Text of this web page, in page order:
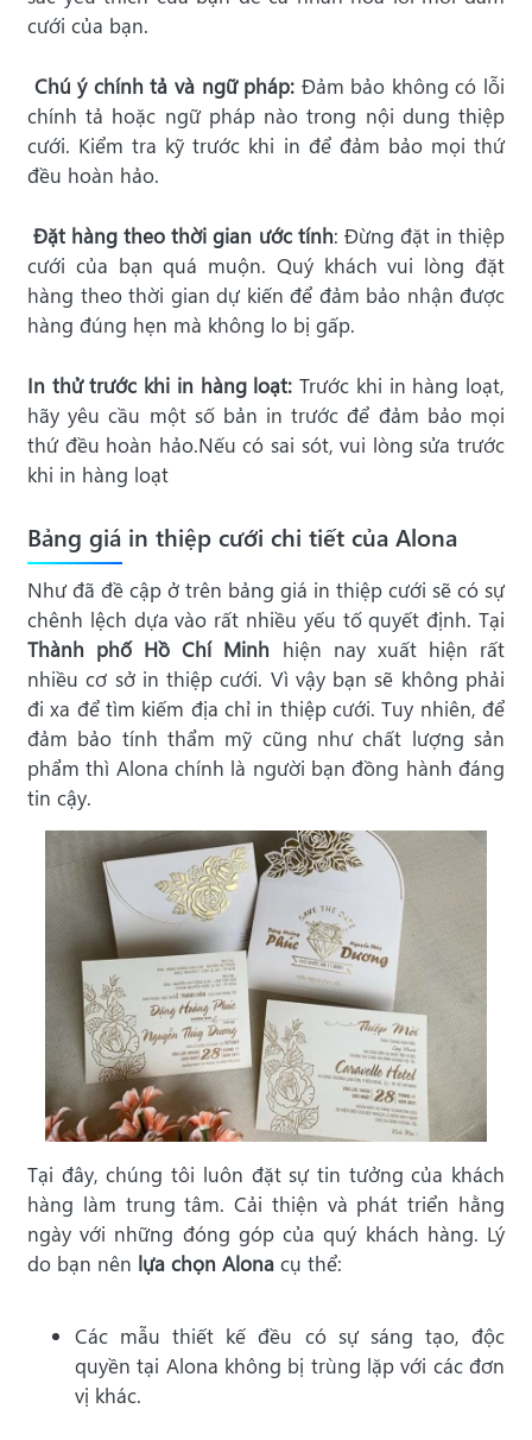
cưới của bạn.
Chú ý chính tả và ngữ pháp: Đảm bảo không có lỗi
chính tả hoặc ngữ pháp nào trong nội dung thiệp
cưới. Kiểm tra kỹ trước khi in để đảm bảo mọi thứ
đều hoàn hảo.
Đặt hàng theo thời gian ước tính: Đừng đặt in thiệp
cưới của bạn quá muộn. Quý khách vui lòng đặt
hàng theo thời gian dự kiến ​​để đảm bảo nhận được
hàng đúng hẹn mà không lo bị gấp.
In thử trước khi in hàng loạt: Trước khi in hàng loạt,
hãy yêu cầu một số bản in trước để đảm bảo mọi
thứ đều hoàn hảo.Nếu có sai sót, vui lòng sửa trước
khi in hàng loạt
Bảng giá in thiệp cưới chi tiết của Alona
Như đã đề cập ở trên bảng giá in thiệp cưới sẽ có sự
chênh lệch dựa vào rất nhiều yếu tố quyết định. Tại
Thành phố Hồ Chí Minh hiện nay xuất hiện rất
nhiều cơ sở in thiệp cưới. Vì vậy bạn sẽ không phải
đi xa để tìm kiếm địa chỉ in thiệp cưới. Tuy nhiên, để
đảm bảo tính thẩm mỹ cũng như chất lượng sản
phẩm thì Alona chính là người bạn đồng hành đáng
tin cậy.
Tại đây, chúng tôi luôn đặt sự tin tưởng của khách
hàng làm trung tâm. Cải thiện và phát triển hằng
ngày với những đóng góp của quý khách hàng. Lý
do bạn nên lựa chọn Alona cụ thể:
Các mẫu thiết kế đều có sự sáng tạo, độc
quyền tại Alona không bị trùng lặp với các đơn
vị khác.